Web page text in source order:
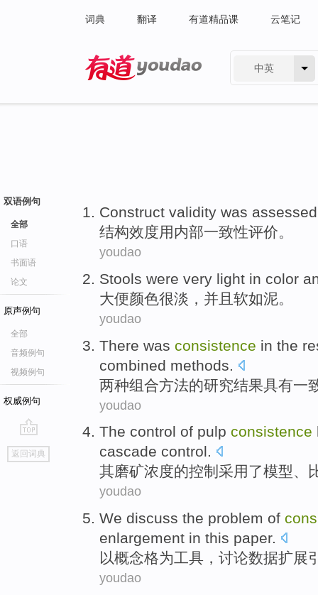
词典 翻译 有道精品课 云笔记
中英
双语例句
全部
口语
书面语
论文
原声例句
全部
音频例句
视频例句
权威例句
go
top
返回词典
Construct validity was
结构效度用内部一致性评价。
youdao
Stools were very light in color
大便颜色很淡 ， 并且软如泥。
youdao
There was consistence in the
combined methods
两种组合方法的研究结果具有一
youdao
The control of pulp consistence
cascade control.
其磨矿浓度的控制 采用了模型、
youdao
We discuss the problem of
enlargement in this paper.
以概念格为工具 ， 讨论数据扩展
youdao